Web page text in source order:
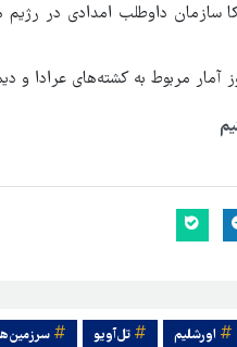
سازمان داوطلب امدادی در
آمار مربوط به کشته‌های عرادا و
اورشلیم تل‌آویو